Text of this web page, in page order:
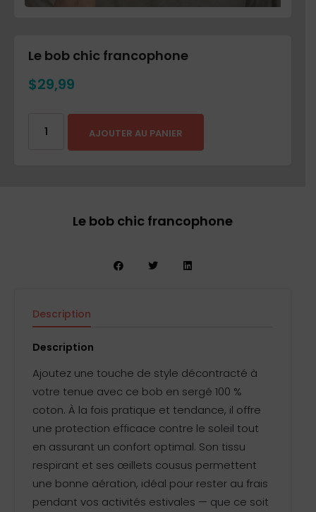
Le bob chic francophone
29,99
$
AJOUTER AU PANIER
Le bob chic francophone
Description
Description
Ajoutez une touche de style décontracté à
votre tenue avec ce bob en sergé 100 %
coton. À la fois pratique et tendance, il offre
une protection efficace contre le soleil tout
en assurant un confort optimal. Son tissu
respirant et ses œillets cousus permettent
une bonne aération, idéal pour rester au frais
pendant vos activités estivales — que ce soit